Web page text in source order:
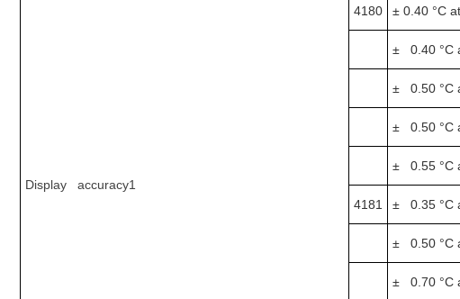
Display accuracy1
4180 ± 0.40 °C
± 0.40 °C
± 0.50 °C
± 0.50 °C
± 0.55 °C
4181 ± 0.35 °C
± 0.50 °C
± 0.70 °C